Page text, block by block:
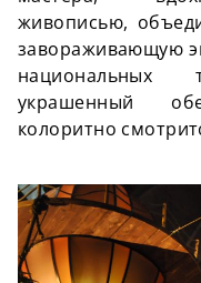
живописью,
завораживающую
национальных
украшенный
колоритно